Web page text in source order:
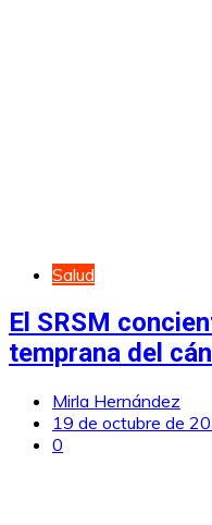
Salud
El SRSM
temprana del
Mirla Hernández
19 de octubre de
0